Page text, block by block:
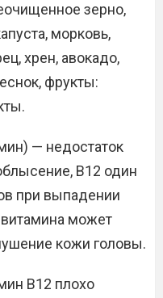
зерно,
морковь,
хрен, авокадо,
фрукты:
— недостаток
В12 один
при выпадении
может
кожи головы.
В12 плохо